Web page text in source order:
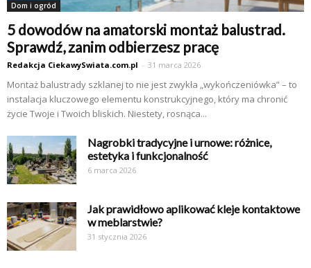
Dom i ogród
5 dowodów na amatorski montaż balustrad.
Sprawdź, zanim odbierzesz pracę
Redakcja CiekawySwiata.com.pl - 31 marca 2026
Montaż balustrady szklanej to nie jest zwykła „wykończeniówka” – to
instalacja kluczowego elementu konstrukcyjnego, który ma chronić
życie Twoje i Twoich bliskich. Niestety, rosnąca...
Nagrobki tradycyjne i urnowe: różnice,
estetyka i funkcjonalność
6 marca 2026
Jak prawidłowo aplikować kleje kontaktowe
w meblarstwie?
31 stycznia 2026